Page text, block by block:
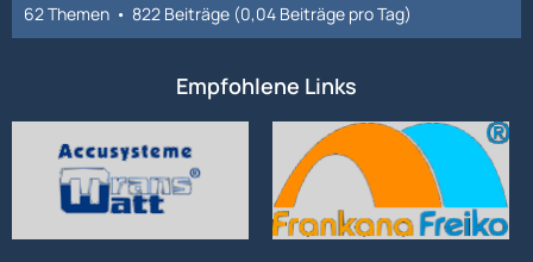
62 Themen 822 Beiträge (0,04 Beiträge pro Tag)
Empfohlene Links